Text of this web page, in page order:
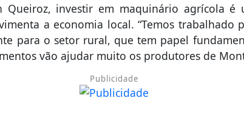
Queiroz, investir em maquinário agrícola é
a economia local. “Temos trabalhado
para o setor rural, que tem papel
vão ajudar muito os produtores de
Publicidade